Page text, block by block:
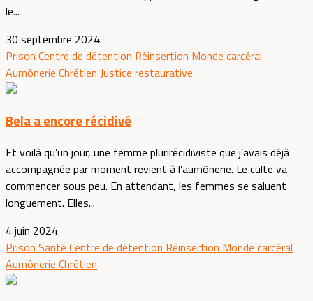
le...
30 septembre 2024
Prison Centre de détention Réinsertion Monde carcéral
Aumônerie Chrétien Justice restaurative
Bela a encore récidivé
Et voilà qu’un jour, une femme plurirécidiviste que j’avais déjà
accompagnée par moment revient à l’aumônerie. Le culte va
commencer sous peu. En attendant, les femmes se saluent
longuement. Elles...
4 juin 2024
Prison Santé Centre de détention Réinsertion Monde carcéral
Aumônerie Chrétien